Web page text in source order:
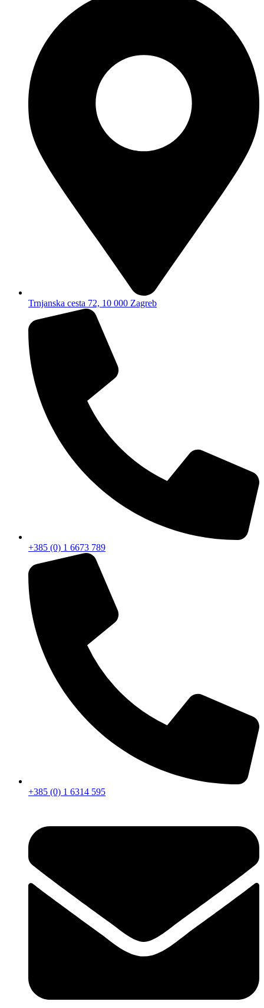
Trnjanska cesta 72, 10 000 Zagreb
+385 (0) 1 6673 789
+385 (0) 1 6314 595